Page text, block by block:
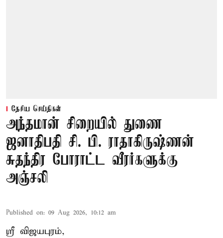
தேசிய செய்திகள்
அந்தமான் சிறையில் துணை
ஜனாதிபதி சி. பி. ராதாகிருஷ்ணன்
சுதந்திர போராட்ட வீரர்களுக்கு
அஞ்சலி
Published on: 09 Aug 2026, 10:12 am
ஸ்ரீ விஜயபுரம்,